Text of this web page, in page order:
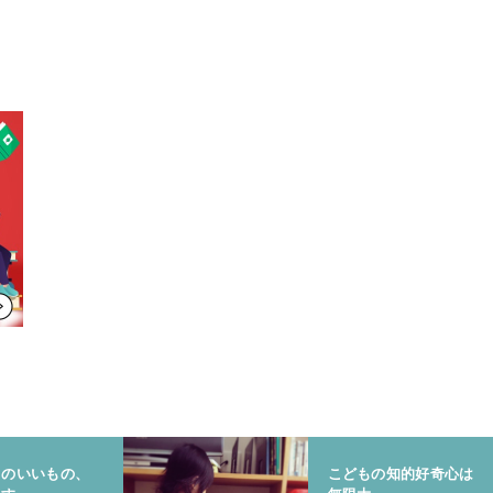
いいもの、
こどもの知的好奇心は